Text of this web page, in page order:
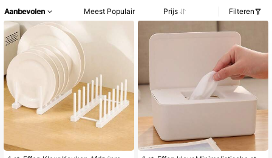
Aanbevolen Meest Populair Prijs Filteren